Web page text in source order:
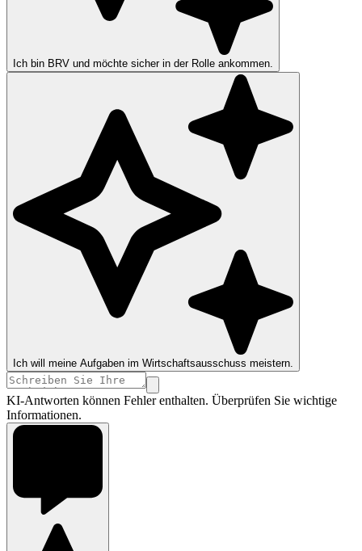
Ich bin BRV und möchte sicher in der Rolle ankommen.
Ich will meine Aufgaben im Wirtschaftsausschuss meistern.
KI-Antworten können Fehler enthalten. Überprüfen Sie wichtige
Informationen.